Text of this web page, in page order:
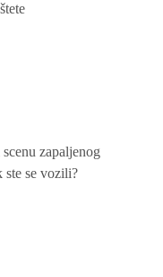
zapaljenog
se vozili?